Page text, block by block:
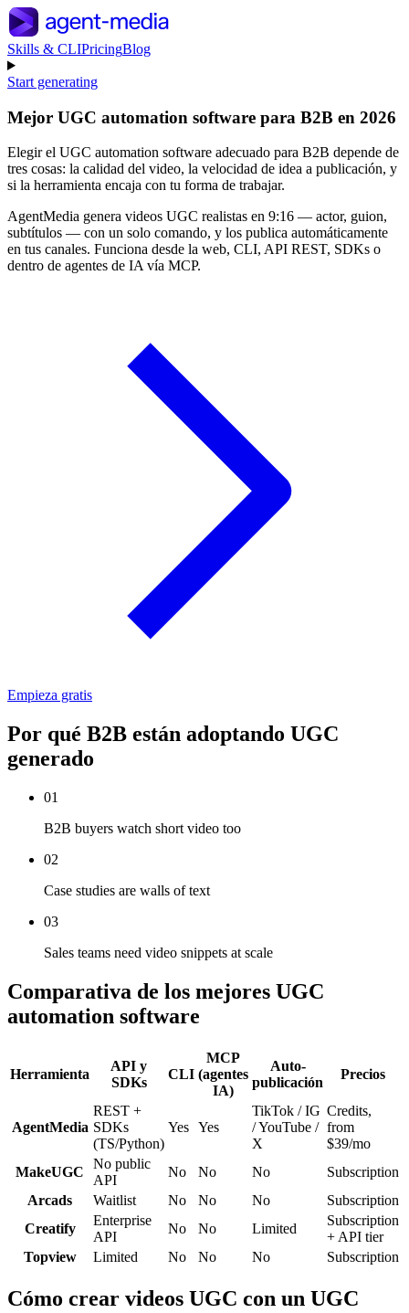
Skills & CLIPricingBlog
Start generating
Mejor UGC automation software para B2B en 2026
Elegir el UGC automation software adecuado para B2B depende de
tres cosas: la calidad del video, la velocidad de idea a publicación, y
si la herramienta encaja con tu forma de trabajar.
AgentMedia genera videos UGC realistas en 9:16 — actor, guion,
subtítulos — con un solo comando, y los publica automáticamente
en tus canales. Funciona desde la web, CLI, API REST, SDKs o
dentro de agentes de IA vía MCP.
Empieza gratis
Por qué B2B están adoptando UGC
generado
01
B2B buyers watch short video too
02
Case studies are walls of text
03
Sales teams need video snippets at scale
Comparativa de los mejores UGC
automation software
Herramienta
API y
SDKs
CLI
MCP
(agentes
IA)
Auto-
publicación
Precios
AgentMedia
REST +
SDKs
(TS/Python)
Yes Yes
TikTok / IG
/ YouTube /
X
Credits,
from
$39/mo
MakeUGC
No public
API
No No No
Subscription
Arcads
Waitlist No No No
Subscription
Creatify
Enterprise
API
No No Limited
Subscription
+ API tier
Topview
Limited No No No Subscription
Cómo crear videos UGC con un UGC